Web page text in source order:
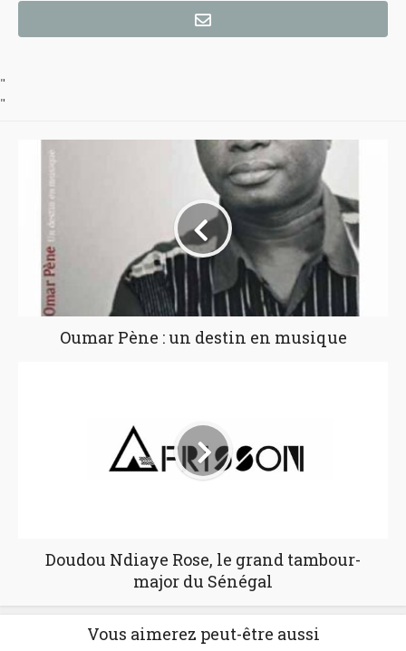
"
"
Oumar Pène : un destin en musique
Doudou Ndiaye Rose, le grand tambour-
major du Sénégal
Vous aimerez peut-être aussi